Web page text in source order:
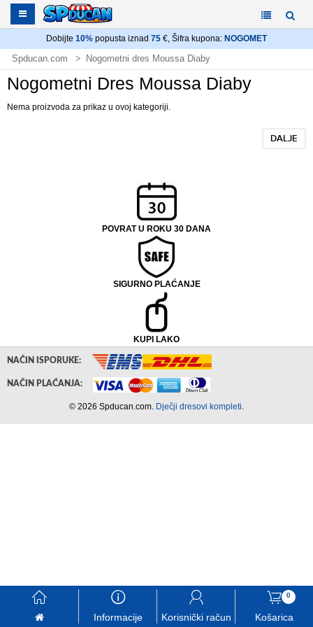
Dobijte 10% popusta iznad 75 €, Šifra kupona: NOGOMET
Spducan.com Nogometni dres Moussa Diaby
Nogometni Dres Moussa Diaby
Nema proizvoda za prikaz u ovoj kategoriji.
DALJE
POVRAT U ROKU 30 DANA
SIGURNO PLAĆANJE
KUPI LAKO
󰃱 󰈢
Informacije
󰃳
Korisnički račun
0
󰃦
Košarica
NAČIN ISPORUKE:
NAČIN PLAĆANJA:
© 2026 Spducan.com. Dječji dresovi kompleti.